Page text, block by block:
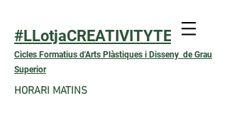
#LLotjaCREATIVITYTEXTIL
Cicles Formatius d'Arts Plàstiques i Disseny de Grau
Superior
HORARI MATINS